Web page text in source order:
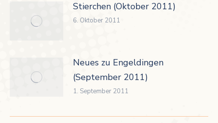
Stierchen (Oktober 2011)
6. Oktober 2011
Neues zu Engeldingen
(September 2011)
1. September 2011